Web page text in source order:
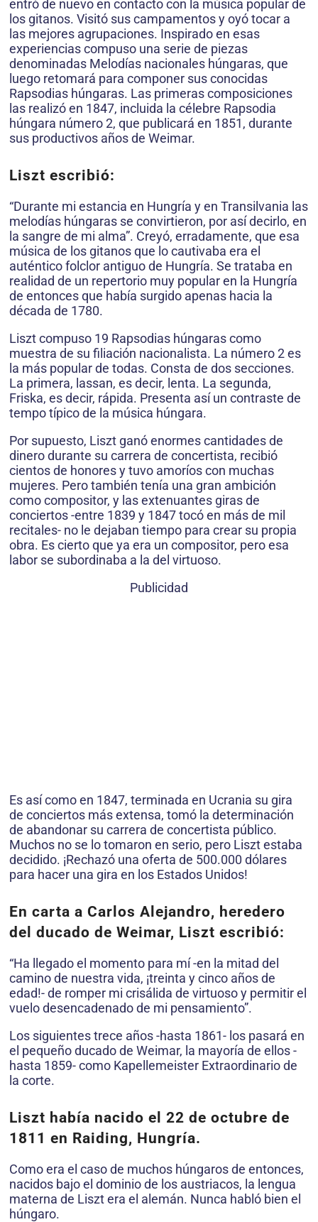
entró de nuevo en contacto con la música popular de
los gitanos. Visitó sus campamentos y oyó tocar a
las mejores agrupaciones. Inspirado en esas
experiencias compuso una serie de piezas
denominadas Melodías nacionales húngaras, que
luego retomará para componer sus conocidas
Rapsodias húngaras. Las primeras composiciones
las realizó en 1847, incluida la célebre Rapsodia
húngara número 2, que publicará en 1851, durante
sus productivos años de Weimar.
Liszt escribió:
“Durante mi estancia en Hungría y en Transilvania las
melodías húngaras se convirtieron, por así decirlo, en
la sangre de mi alma”. Creyó, erradamente, que esa
música de los gitanos que lo cautivaba era el
auténtico folclor antiguo de Hungría. Se trataba en
realidad de un repertorio muy popular en la Hungría
de entonces que había surgido apenas hacia la
década de 1780.
Liszt compuso 19 Rapsodias húngaras como
muestra de su filiación nacionalista. La número 2 es
la más popular de todas. Consta de dos secciones.
La primera, lassan, es decir, lenta. La segunda,
Friska, es decir, rápida. Presenta así un contraste de
tempo típico de la música húngara.
Por supuesto, Liszt ganó enormes cantidades de
dinero durante su carrera de concertista, recibió
cientos de honores y tuvo amoríos con muchas
mujeres. Pero también tenía una gran ambición
como compositor, y las extenuantes giras de
conciertos -entre 1839 y 1847 tocó en más de mil
recitales- no le dejaban tiempo para crear su propia
obra. Es cierto que ya era un compositor, pero esa
labor se subordinaba a la del virtuoso.
Publicidad
Es así como en 1847, terminada en Ucrania su gira
de conciertos más extensa, tomó la determinación
de abandonar su carrera de concertista público.
Muchos no se lo tomaron en serio, pero Liszt estaba
decidido. ¡Rechazó una oferta de 500.000 dólares
para hacer una gira en los Estados Unidos!
En carta a Carlos Alejandro, heredero
del ducado de Weimar, Liszt escribió:
“Ha llegado el momento para mí -en la mitad del
camino de nuestra vida, ¡treinta y cinco años de
edad!- de romper mi crisálida de virtuoso y permitir el
vuelo desencadenado de mi pensamiento”.
Los siguientes trece años -hasta 1861- los pasará en
el pequeño ducado de Weimar, la mayoría de ellos -
hasta 1859- como Kapellemeister Extraordinario de
la corte.
Liszt había nacido el 22 de octubre de
1811 en Raiding, Hungría.
Como era el caso de muchos húngaros de entonces,
nacidos bajo el dominio de los austriacos, la lengua
materna de Liszt era el alemán. Nunca habló bien el
húngaro.